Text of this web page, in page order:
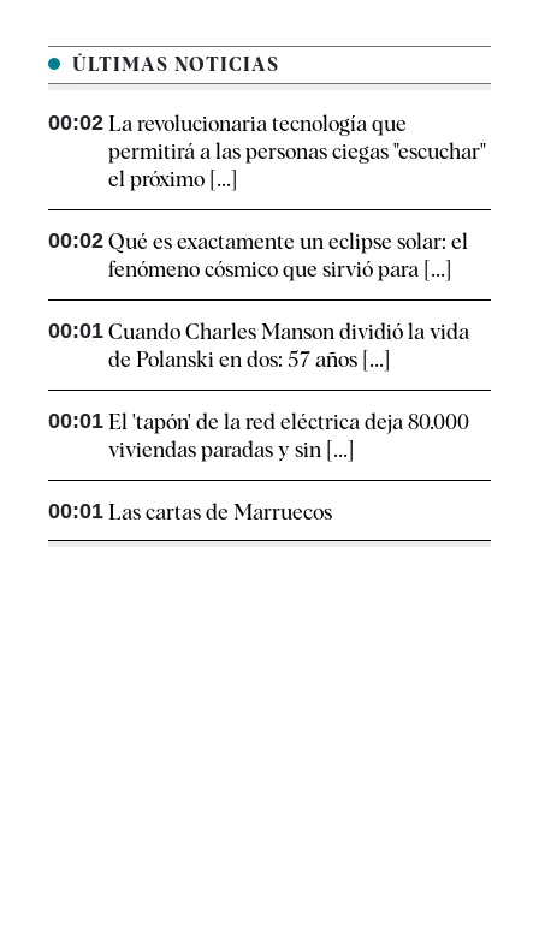
ÚLTIMAS NOTICIAS
00:02 La revolucionaria tecnología que
permitirá a las personas ciegas "escuchar"
el próximo [...]
00:02 Qué es exactamente un eclipse solar: el
fenómeno cósmico que sirvió para [...]
00:01 Cuando Charles Manson dividió la vida
de Polanski en dos: 57 años [...]
00:01 El 'tapón' de la red eléctrica deja 80.000
viviendas paradas y sin [...]
00:01 Las cartas de Marruecos